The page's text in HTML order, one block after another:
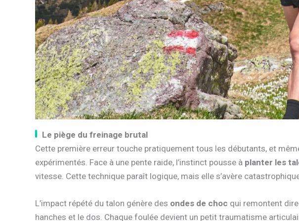
Le piège du freinage brutal
Cette première erreur touche pratiquement tous les débutants, et
expérimentés. Face à une pente raide, l’instinct pousse à planter les
vitesse. Cette technique paraît logique, mais elle s’avère
L’impact répété du talon génère des ondes de choc qui remontent
hanches et le dos. Chaque foulée devient un petit traumatisme